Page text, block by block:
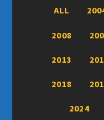
ALL
2008
2013
2018
2024